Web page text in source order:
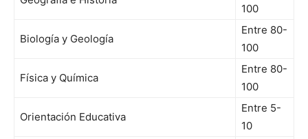
100
Biología y Geología
Entre 80-
100
Física y Química
Entre 80-
100
Orientación Educativa
Entre 5-
10